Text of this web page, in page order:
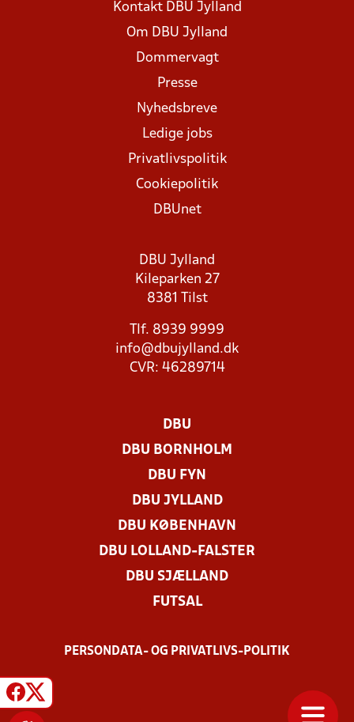
Kontakt DBU Jylland
Om DBU Jylland
Dommervagt
Presse
Nyhedsbreve
Ledige jobs
Privatlivspolitik
Cookiepolitik
DBUnet
DBU Jylland
Kileparken 27
8381 Tilst
Tlf. 8939 9999
info@dbujylland.dk
CVR: 46289714
DBU
DBU BORNHOLM
DBU FYN
DBU JYLLAND
DBU KØBENHAVN
DBU LOLLAND-FALSTER
DBU SJÆLLAND
FUTSAL
PERSONDATA- OG PRIVATLIVS-POLITIK